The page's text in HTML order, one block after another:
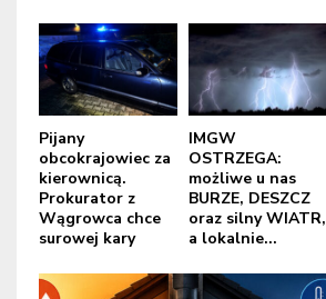
Pijany
obcokrajowiec za
kierownicą.
Prokurator z
Wągrowca chce
surowej kary
IMGW
OSTRZEGA:
możliwe u nas
BURZE, DESZCZ
oraz silny WIATR,
a lokalnie...